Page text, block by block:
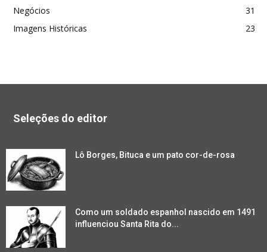
Negócios
31
Imagens Históricas
23
Seleções do editor
Lô Borges, Bituca e um pato cor-de-rosa
Como um soldado espanhol nascido em 1491
influenciou Santa Rita do...